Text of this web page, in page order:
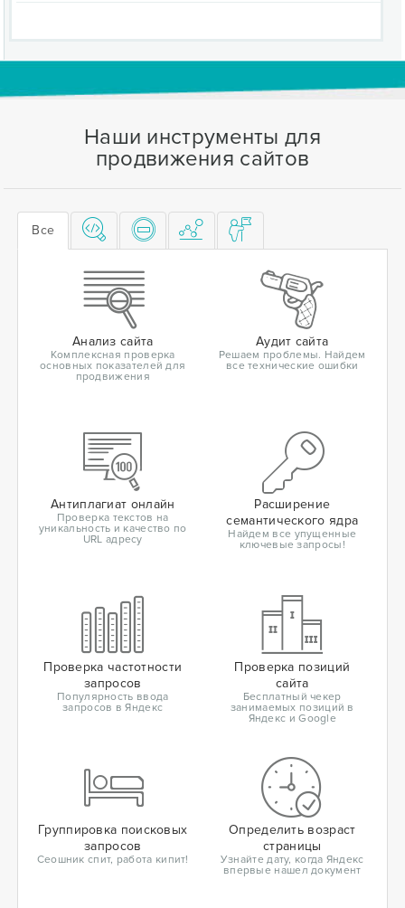
Наши инструменты для
продвижения сайтов
Все
Анализ сайта
Комплексная проверка
основных показателей для
продвижения
Аудит сайта
Решаем проблемы. Найдем
все технические ошибки
Антиплагиат онлайн
Проверка текстов на
уникальность и качество по
URL адресу
Расширение
семантического ядра
Найдем все упущенные
ключевые запросы!
Проверка частотности
запросов
Популярность ввода
запросов в Яндекс
Проверка позиций
сайта
Бесплатный чекер
занимаемых позиций в
Яндекс и Google
Группировка поисковых
запросов
Сеошник спит, работа кипит!
Определить возраст
страницы
Узнайте дату, когда Яндекс
впервые нашел документ